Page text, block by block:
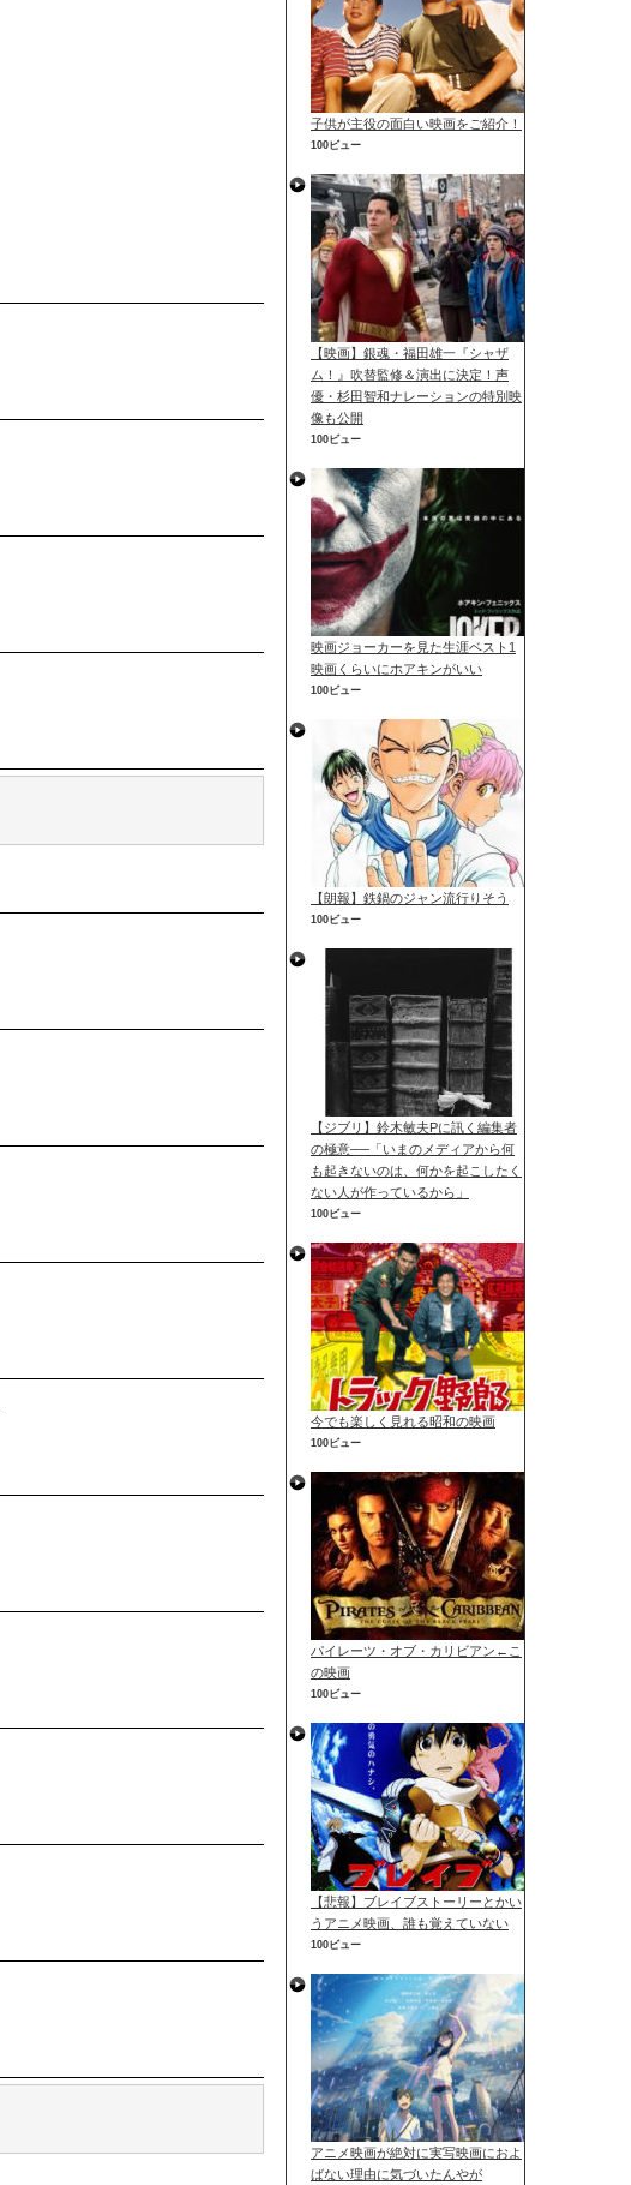
子供が主役の面白い映画をご紹介！
100ビュー
【映画】銀魂・福田雄一『シャザ
ム！』吹替監修＆演出に決定！声
優・杉田智和ナレーションの特別映
像も公開
100ビュー
映画ジョーカーを見た生涯ベスト1
映画くらいにホアキンがいい
100ビュー
【朗報】鉄鍋のジャン流行りそう
100ビュー
【ジブリ】鈴木敏夫Pに訊く編集者
の極意──「いまのメディアから何
も起きないのは、何かを起こしたく
ない人が作っているから」
100ビュー
今でも楽しく見れる昭和の映画
100ビュー
パイレーツ・オブ・カリビアン←こ
の映画
100ビュー
【悲報】ブレイブストーリーとかい
うアニメ映画、誰も覚えていない
100ビュー
アニメ映画が絶対に実写映画におよ
ばない理由に気づいたんやが